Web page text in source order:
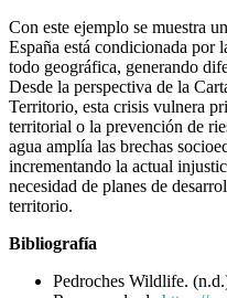
Con este ejemplo se muestra
España está condicionada por
todo geográfica, generando
Desde la perspectiva de la
Territorio, esta crisis vulnera
territorial o la prevención de
agua amplía las brechas
incrementando la actual
necesidad de planes de
territorio.
Bibliografía
Pedroches Wildlife.